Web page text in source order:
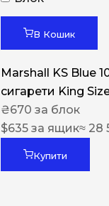
В Кошик
Marshall KS Blue
сигарети King
₴670 за блок
$635 за ящик≈ 28
Купити